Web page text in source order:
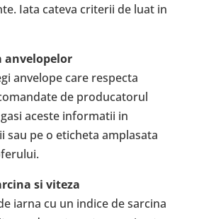
Iata cateva criterii de luat in
anvelopelor
anvelope care respecta
de producatorul
aceste informatii in
sau pe o eticheta amplasata
si viteza
iarna cu un indice de sarcina